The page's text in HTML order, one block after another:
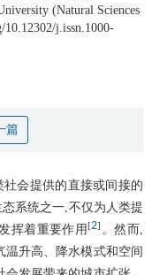
(Natural Sciences
j.issn.1000-
篇
会提供的直接或间接的
系统之一,不仅为人类提
挥着重要作用[2] 。然而,
升高、降水模式和空间